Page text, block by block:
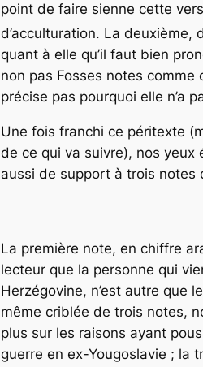
point de faire sienne cette
d’acculturation. La deuxième,
quant à elle qu’il faut bien
non pas Fosses notes comme
précise pas pourquoi elle n’a
Une fois franchi ce péritexte
de ce qui va suivre), nos
aussi de support à trois
La première note, en chiffre
lecteur que la personne qui
Herzégovine, n’est autre que
même criblée de trois notes,
plus sur les raisons ayant
guerre en ex-Yougoslavie ; la